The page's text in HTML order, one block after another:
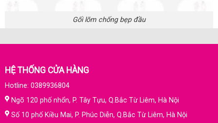
Gối lõm chống bẹp đầu
HỆ THỐNG CỬA HÀNG
Hotline: 0389936804
Ngõ 120 phố nhổn, P. Tây Tựu, Q.Bắc Từ Liêm, Hà Nội
Số 10 phố Kiều Mai, P. Phúc Diễn, Q.Bắc Từ Liêm, Hà Nội